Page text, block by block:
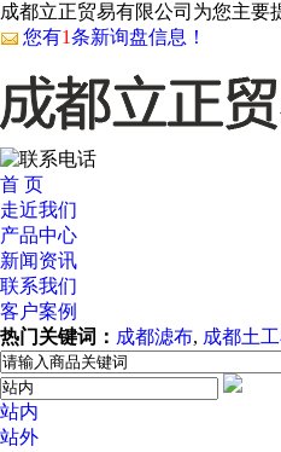
成都立正贸易有限公司为您主要
您有1条新询盘信息！
首 页
走近我们
产品中心
新闻资讯
联系我们
客户案例
热门关键词： 成都滤布, 成都土
站内
站外